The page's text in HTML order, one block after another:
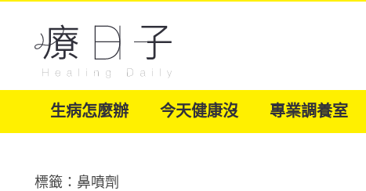
生病怎麼辦 今天健康沒 專業調養室
標籤： 鼻噴劑